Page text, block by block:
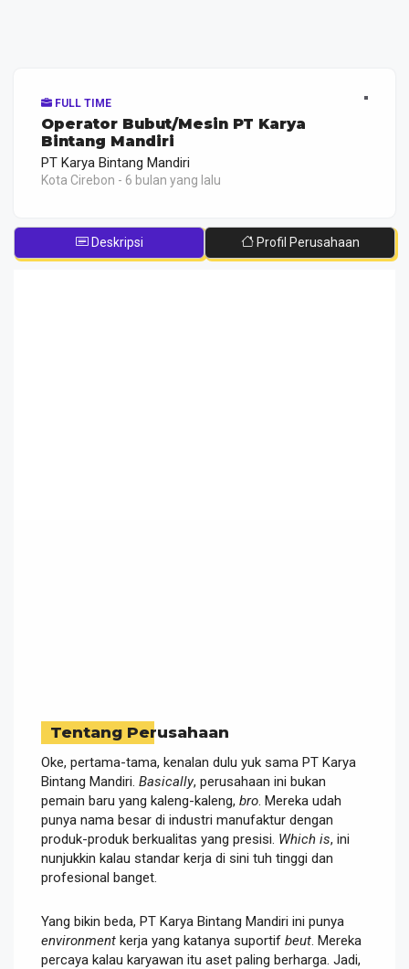
FULL TIME
Operator Bubut/Mesin PT Karya
Bintang Mandiri
PT Karya Bintang Mandiri
Kota Cirebon - 6 bulan yang lalu
Deskripsi Profil Perusahaan
Tentang Perusahaan
Oke, pertama-tama, kenalan dulu yuk sama PT Karya
Bintang Mandiri. Basically, perusahaan ini bukan
pemain baru yang kaleng-kaleng, bro . Mereka udah
punya nama besar di industri manufaktur dengan
produk-produk berkualitas yang presisi. Which is, ini
nunjukkin kalau standar kerja di sini tuh tinggi dan
profesional banget.
Yang bikin beda, PT Karya Bintang Mandiri ini punya
environment kerja yang katanya suportif beut . Mereka
percaya kalau karyawan itu aset paling berharga. Jadi,